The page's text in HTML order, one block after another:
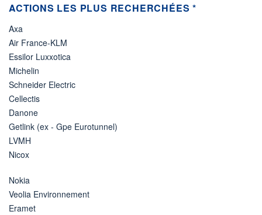
ACTIONS LES PLUS RECHERCHÉES *
Axa
Air France-KLM
Essilor Luxxotica
Michelin
Schneider Electric
Cellectis
Danone
Getlink (ex - Gpe Eurotunnel)
LVMH
Nicox
Nokia
Veolia Environnement
Eramet